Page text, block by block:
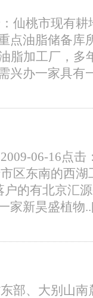
仙桃市现有
点油脂储备库
脂加工厂，多
兴办一家具有
06-16点击
区东南的西湖
的有北京汇
家新昊盛植物
部、大别山